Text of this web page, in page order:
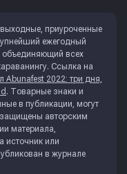
приуроченные
ежегодный
объединяющий всех
Ссылка на
Abunafest 2022: три дня,
. Товарные знаки и
в публикации, могут
защищены авторским
материала,
источник или
в журнале